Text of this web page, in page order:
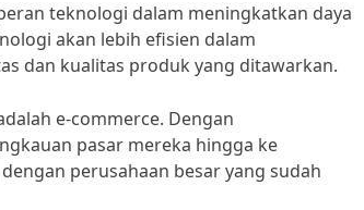
teknologi dalam meningkatkan daya
akan lebih efisien dalam
dan kualitas produk yang ditawarkan.
e-commerce. Dengan
pasar mereka hingga ke
perusahaan besar yang sudah